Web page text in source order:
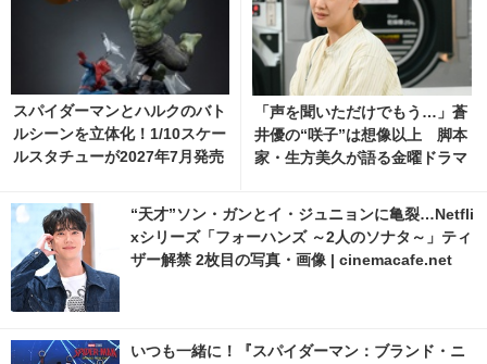
スパイダーマンとハルクのバト
ルシーンを立体化！1/10スケー
ルスタチューが2027年7月発売
acafe.net
「声を聞いただけでもう…」蒼
井優の“咲子”は想像以上 脚本
家・生方美久が語る金曜ドラマ
“天才”ソン・ガンとイ・ジュニョンに亀裂…Netfli
xシリーズ「フォーハンズ ～2人のソナタ～」ティ
ザー解禁 2枚目の写真・画像 | cinemacafe.net
いつも一緒に！『スパイダーマン：ブランド・ニ